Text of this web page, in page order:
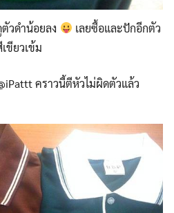
วดำน้อยลง
เลยซื้อและปักอีกตัว
ขียวเข้ม
คราวนี้ตีหัวไม่ผิดตัวแล้ว